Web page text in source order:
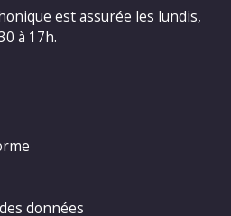
est assurée les lundis,
à 17h.
données